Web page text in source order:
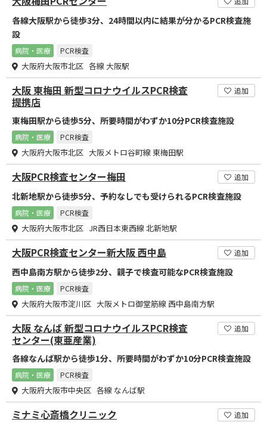
各線大阪駅から徒歩3分、24時間以内に結果が分かるPCR検査施
設
病院・医療 PCR検査
大阪府大阪市北区 各線 大阪駅
大阪 東梅田 新型コロナウイルスPCR検査
提携店
追加
東梅田駅から徒歩5分、所要時間がわずか10分PCR検査施設
病院・医療 PCR検査
大阪府大阪市北区 大阪メトロ谷町線 東梅田駅
大阪PCR検査センター梅田 追加
北新地駅から徒歩5分、予約なしでも受けられるPCR検査施設
病院・医療 PCR検査
大阪府大阪市北区 JR西日本東西線 北新地駅
大阪PCR検査センター新大阪 西中島 追加
西中島南方駅から徒歩2分、親子で検査可能なPCR検査施設
病院・医療 PCR検査
大阪府大阪市淀川区 大阪メトロ御堂筋線 西中島南方駅
大阪 なんば 新型コロナウイルスPCR検査
センター(東亜産業)
追加
各線なんば駅から徒歩1分、所要時間がわずか10分PCR検査施設
病院・医療 PCR検査
大阪府大阪市中央区 各線 なんば駅
ミナミ心斎橋クリニック 追加